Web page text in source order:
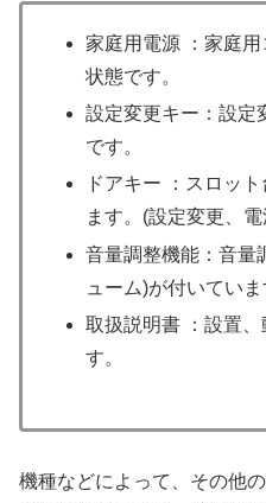
家庭用電源 ：家庭
状態です。
設定変更キー：設定
です。
ドアキー ：スロッ
ます。(設定変更、
音量調整機能：音量
ューム)が付いてい
取扱説明書 ：設置
す。
機種などによって、その他